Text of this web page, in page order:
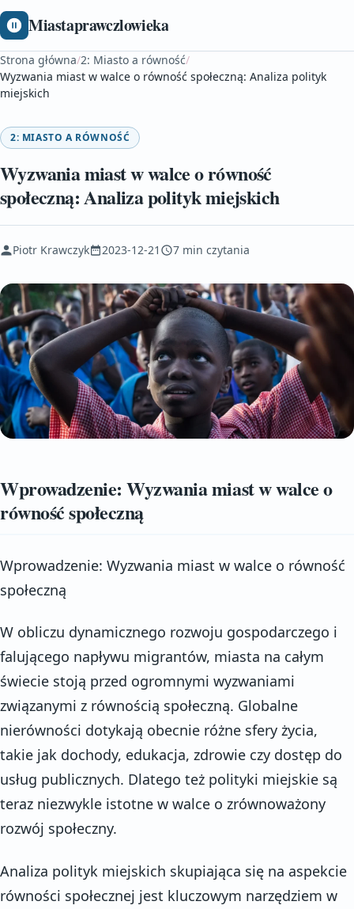
Miastaprawczlowieka
Strona główna/2: Miasto a równość/
Wyzwania miast w walce o równość społeczną: Analiza polityk
miejskich
2: MIASTO A RÓWNOŚĆ
Wyzwania miast w walce o równość
społeczną: Analiza polityk miejskich
Piotr Krawczyk 2023-12-21 7 min czytania
Wprowadzenie: Wyzwania miast w walce o
równość społeczną
Wprowadzenie: Wyzwania miast w walce o równość
społeczną
W obliczu dynamicznego rozwoju gospodarczego i
falującego napływu migrantów, miasta na całym
świecie stoją przed ogromnymi wyzwaniami
związanymi z równością społeczną. Globalne
nierówności dotykają obecnie różne sfery życia,
takie jak dochody, edukacja, zdrowie czy dostęp do
usług publicznych. Dlatego też polityki miejskie są
teraz niezwykle istotne w walce o zrównoważony
rozwój społeczny.
Analiza polityk miejskich skupiająca się na aspekcie
równości społecznej jest kluczowym narzędziem w